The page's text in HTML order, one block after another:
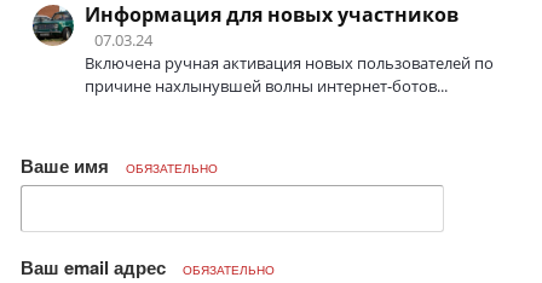
Информация для новых участников
07.03.24
Включена ручная активация новых пользователей по
причине нахлынувшей волны интернет-ботов...
Ваше имя ОБЯЗАТЕЛЬНО
Ваш email адрес ОБЯЗАТЕЛЬНО